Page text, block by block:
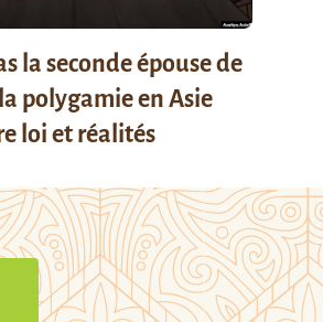
la seconde épouse de
polygamie en Asie
loi et réalités